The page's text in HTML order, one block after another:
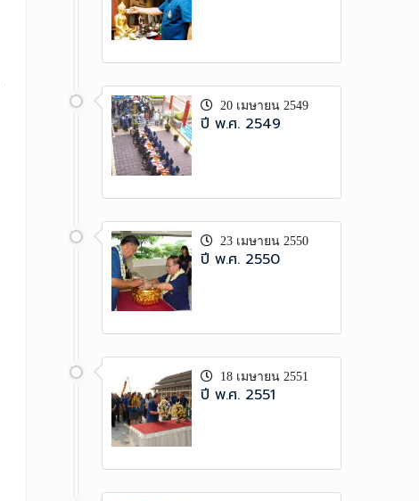
20 เมษายน 2549
ปี พ.ศ. 2549
23 เมษายน 2550
ปี พ.ศ. 2550
18 เมษายน 2551
ปี พ.ศ. 2551